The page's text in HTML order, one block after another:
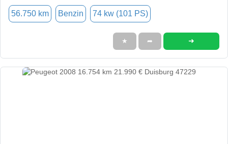
56.750 km Benzin 74 kw (101 PS)
★ ➦ ➜